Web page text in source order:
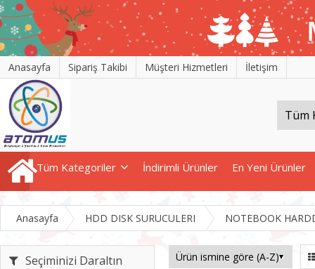
Anasayfa Sipariş Takibi Müşteri Hizmetleri İletişim
Tüm Kategoriler İndirimli Ürünler En Yeni Ürünler
Anasayfa HDD DISK SURUCULERI NOTEBOOK
Seçiminizi Daraltın